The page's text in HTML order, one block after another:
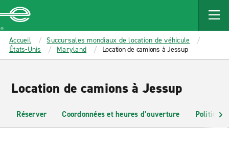
MAIN
CONTENT
Enterprise
Accueil
Succursales mondiaux de location de véhicule
États-Unis
Maryland Location de camions à Jessup
Location de camions à Jessup
Réserver Coordonnées et heures d’ouverture Politiques